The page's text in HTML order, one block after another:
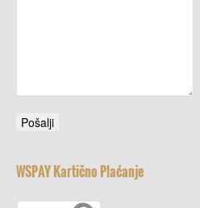
WSPAY Kartično Plaćanje